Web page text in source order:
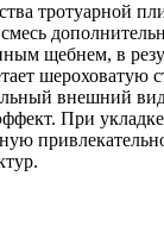
тротуарной
щебнем, в
шероховатую
внешний
При